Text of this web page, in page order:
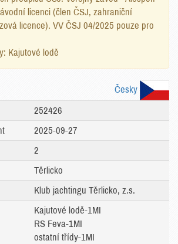
licenci (člen ČSJ, zahraniční
licence). VV ČSJ 04/2025 pouze pro
Kajutové lodě
Česky
252426
2025-09-27
2
Těrlicko
Klub jachtingu Těrlicko, z.s.
Kajutové lodě-1MI
RS Feva-1MI
ostatní třídy-1MI